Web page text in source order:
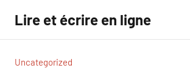
contenu
Lire et écrire en ligne
Uncategorized